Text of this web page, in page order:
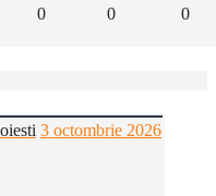
0 0 0
3 octombrie 2026